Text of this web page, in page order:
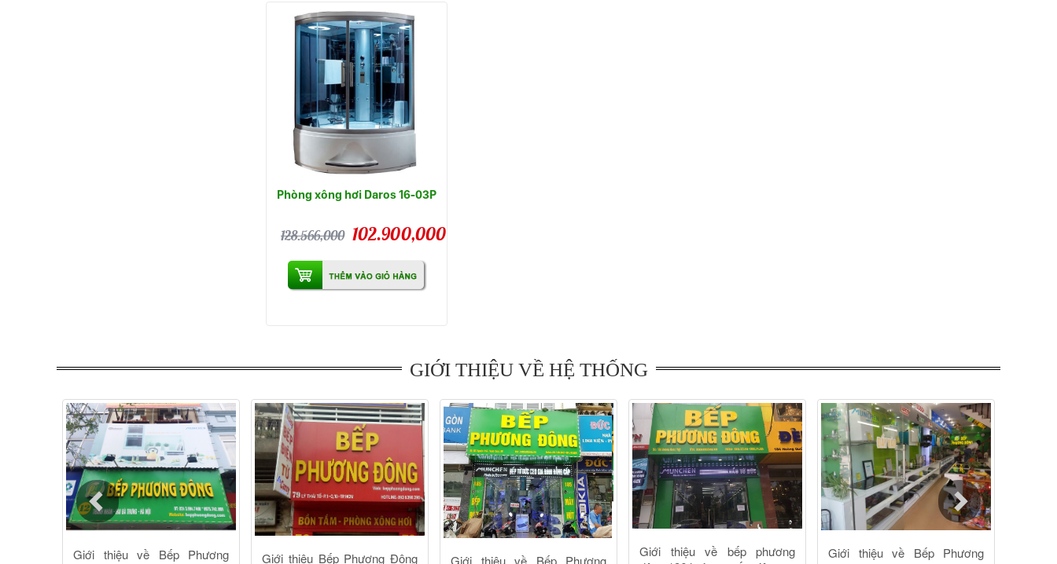
Phòng xông hơi Daros 16-03P
128.566,000 102.900,000